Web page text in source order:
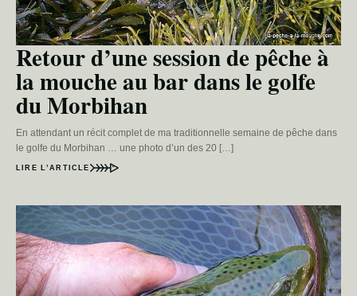
Retour d’une session de pêche à
la mouche au bar dans le golfe
du Morbihan
En attendant un récit complet de ma traditionnelle semaine de pêche dans
le golfe du Morbihan … une photo d’un des 20 […]
LIRE L’ARTICLE